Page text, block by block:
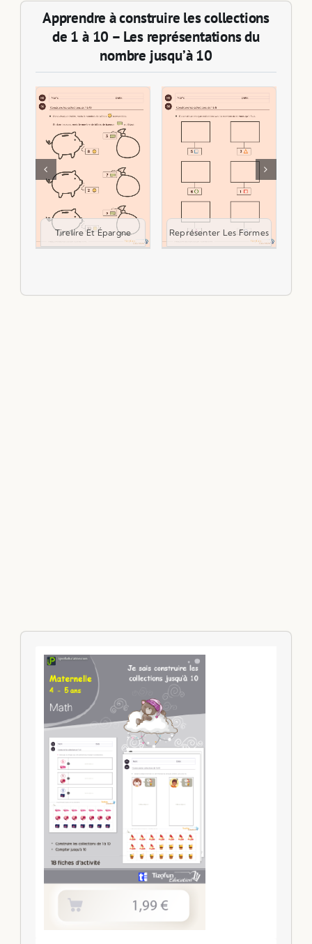
Apprendre à construire les collections
de 1 à 10 – Les représentations du
nombre jusqu’à 10
Tirelire Et Épargne Représenter Les Formes